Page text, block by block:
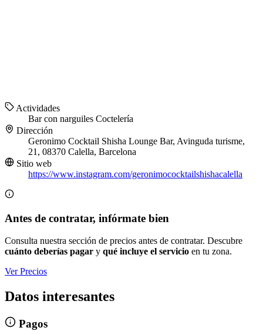
Actividades
Bar con narguiles Coctelería
Dirección
Geronimo Cocktail Shisha Lounge Bar, Avinguda turisme,
21, 08370 Calella, Barcelona
Sitio web
https://www.instagram.com/geronimococktailshishacalella
Antes de contratar, infórmate bien
Consulta nuestra sección de precios antes de contratar. Descubre
cuánto deberías pagar y qué incluye el servicio en tu zona.
Ver Precios
Datos interesantes
Pagos